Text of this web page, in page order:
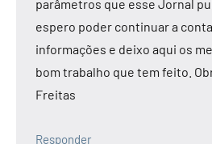
parâmetros que esse Jornal
espero poder continuar a
informações e deixo aqui os
bom trabalho que tem feito.
Freitas
Responder